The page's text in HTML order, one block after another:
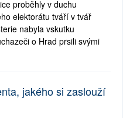
proběhly v duchu
elektorátu tváří v tvář
nabyla vskutku
o Hrad prsili svými
jakého si zaslouží